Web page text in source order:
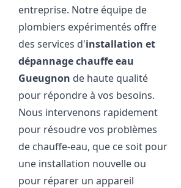
entreprise. Notre équipe de
plombiers expérimentés offre
des services d'installation et
dépannage chauffe eau
Gueugnon de haute qualité
pour répondre à vos besoins.
Nous intervenons rapidement
pour résoudre vos problèmes
de chauffe-eau, que ce soit pour
une installation nouvelle ou
pour réparer un appareil